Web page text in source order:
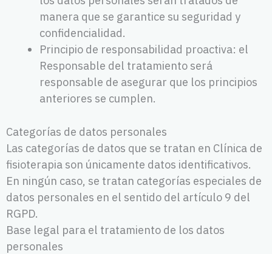
manera que se garantice su seguridad y
confidencialidad.
Principio de responsabilidad proactiva: el
Responsable del tratamiento será
responsable de asegurar que los principios
anteriores se cumplen.
Categorías de datos personales
Las categorías de datos que se tratan en Clínica de
fisioterapia son únicamente datos identificativos.
En ningún caso, se tratan categorías especiales de
datos personales en el sentido del artículo 9 del
RGPD.
Base legal para el tratamiento de los datos
personales